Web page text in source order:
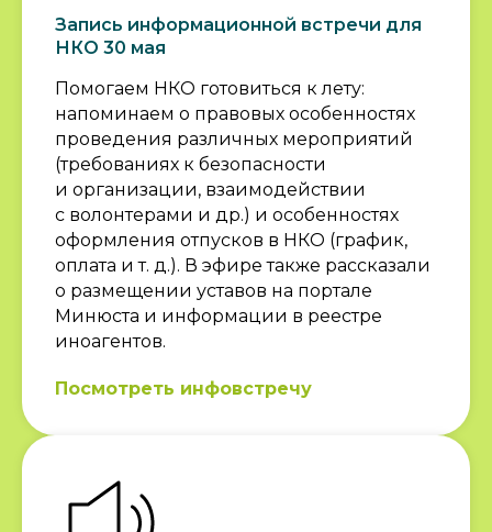
Запись информационной встречи для
НКО 30 мая
Помогаем НКО готовиться к лету:
напоминаем о правовых особенностях
проведения различных мероприятий
(требованиях к безопасности
и организации, взаимодействии
с волонтерами и др.) и особенностях
оформления отпусков в НКО (график,
оплата и т. д.). В эфире также рассказали
о размещении уставов на портале
Минюста и информации в реестре
иноагентов.
Посмотреть инфовстречу